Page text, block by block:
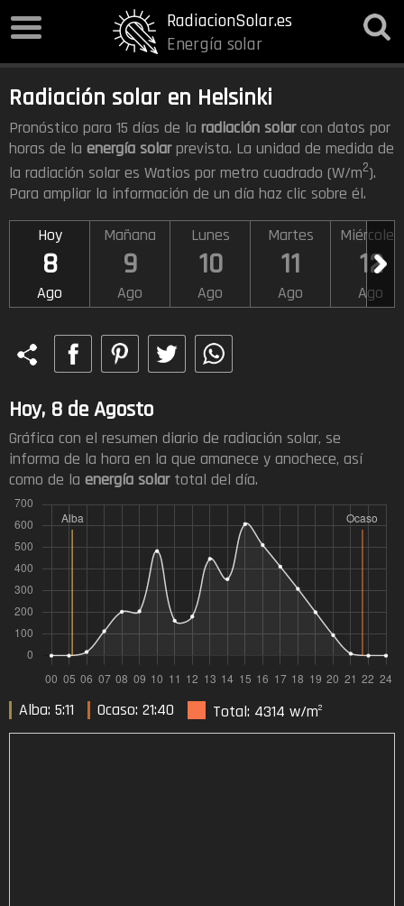
RadiacionSolar.es
Energía solar
Radiación solar en Helsinki
Pronóstico para 15 días de la radiación solarcon datos por
horas de la energía solarprevista. La unidad de medida de
la radiación solar es Watios por metro cuadrado (W/m2).
Para ampliar la información de un día haz clic sobre él.
Hoy
8
Ago
Mañana
9
Ago
Lunes
10
Ago
Martes
11
Ago
Miércoles
12
Ago
Hoy, 8 de Agosto
Gráfica con el resumen diario de radiación solar, se
informa de la hora en la que amanece y anochece, así
como de la energía solartotal del día.
Alba: 5:11 Ocaso: 21:40 Total: 4314 w/m2